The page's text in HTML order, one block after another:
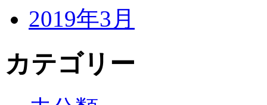
2019年3月
カテゴリー